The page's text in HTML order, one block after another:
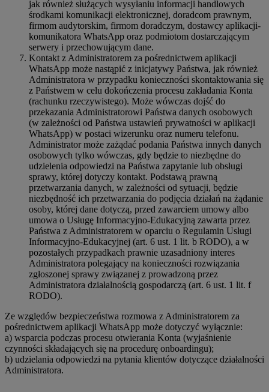
jak również służących wysyłaniu informacji handlowych
środkami komunikacji elektronicznej, doradcom prawnym,
firmom audytorskim, firmom doradczym, dostawcy aplikacji-
komunikatora WhatsApp oraz podmiotom dostarczającym
serwery i przechowującym dane.
Kontakt z Administratorem za pośrednictwem aplikacji
WhatsApp może nastąpić z inicjatywy Państwa, jak również
Administratora w przypadku konieczności skontaktowania się
z Państwem w celu dokończenia procesu zakładania Konta
(rachunku rzeczywistego). Może wówczas dojść do
przekazania Administratorowi Państwa danych osobowych
(w zależności od Państwa ustawień prywatności w aplikacji
WhatsApp) w postaci wizerunku oraz numeru telefonu.
Administrator może zażądać podania Państwa innych danych
osobowych tylko wówczas, gdy będzie to niezbędne do
udzielenia odpowiedzi na Państwa zapytanie lub obsługi
sprawy, której dotyczy kontakt. Podstawą prawną
przetwarzania danych, w zależności od sytuacji, będzie
niezbędność ich przetwarzania do podjęcia działań na żądanie
osoby, której dane dotyczą, przed zawarciem umowy albo
umowa o Usługę Informacyjno-Edukacyjną zawarta przez
Państwa z Administratorem w oparciu o Regulamin Usługi
Informacyjno-Edukacyjnej (art. 6 ust. 1 lit. b RODO), a w
pozostałych przypadkach prawnie uzasadniony interes
Administratora polegający na konieczności rozwiązania
zgłoszonej sprawy związanej z prowadzoną przez
Administratora działalnością gospodarczą (art. 6 ust. 1 lit. f
RODO).
Ze względów bezpieczeństwa rozmowa z Administratorem za
pośrednictwem aplikacji WhatsApp może dotyczyć wyłącznie:
a) wsparcia podczas procesu otwierania Konta (wyjaśnienie
czynności składających się na procedurę onboardingu);
b) udzielania odpowiedzi na pytania klientów dotyczące działalności
Administratora.